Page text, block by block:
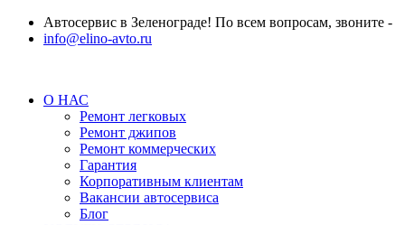
Автосервис в Зеленограде! По всем вопросам, звоните -
info@elino-avto.ru
О НАС
Ремонт легковых
Ремонт джипов
Ремонт коммерческих
Гарантия
Корпоративным клиентам
Вакансии автосервиса
Блог